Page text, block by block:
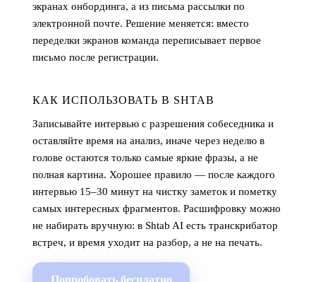
экранах онбординга, а из письма рассылки по
электронной почте. Решение меняется: вместо
переделки экранов команда переписывает первое
письмо после регистрации.
КАК ИСПОЛЬЗОВАТЬ В SHTAB
Записывайте интервью с разрешения собеседника и
оставляйте время на анализ, иначе через неделю в
голове остаются только самые яркие фразы, а не
полная картина. Хорошее правило — после каждого
интервью 15–30 минут на чистку заметок и пометку
самых интересных фрагментов. Расшифровку можно
не набирать вручную: в Shtab AI есть транскрибатор
встреч, и время уходит на разбор, а не на печать.
Попробовать бесплатно